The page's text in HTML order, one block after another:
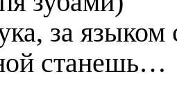
за языком
станешь…